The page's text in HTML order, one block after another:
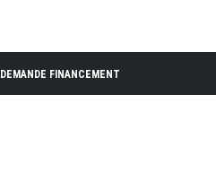
DEMANDE FINANCEMENT